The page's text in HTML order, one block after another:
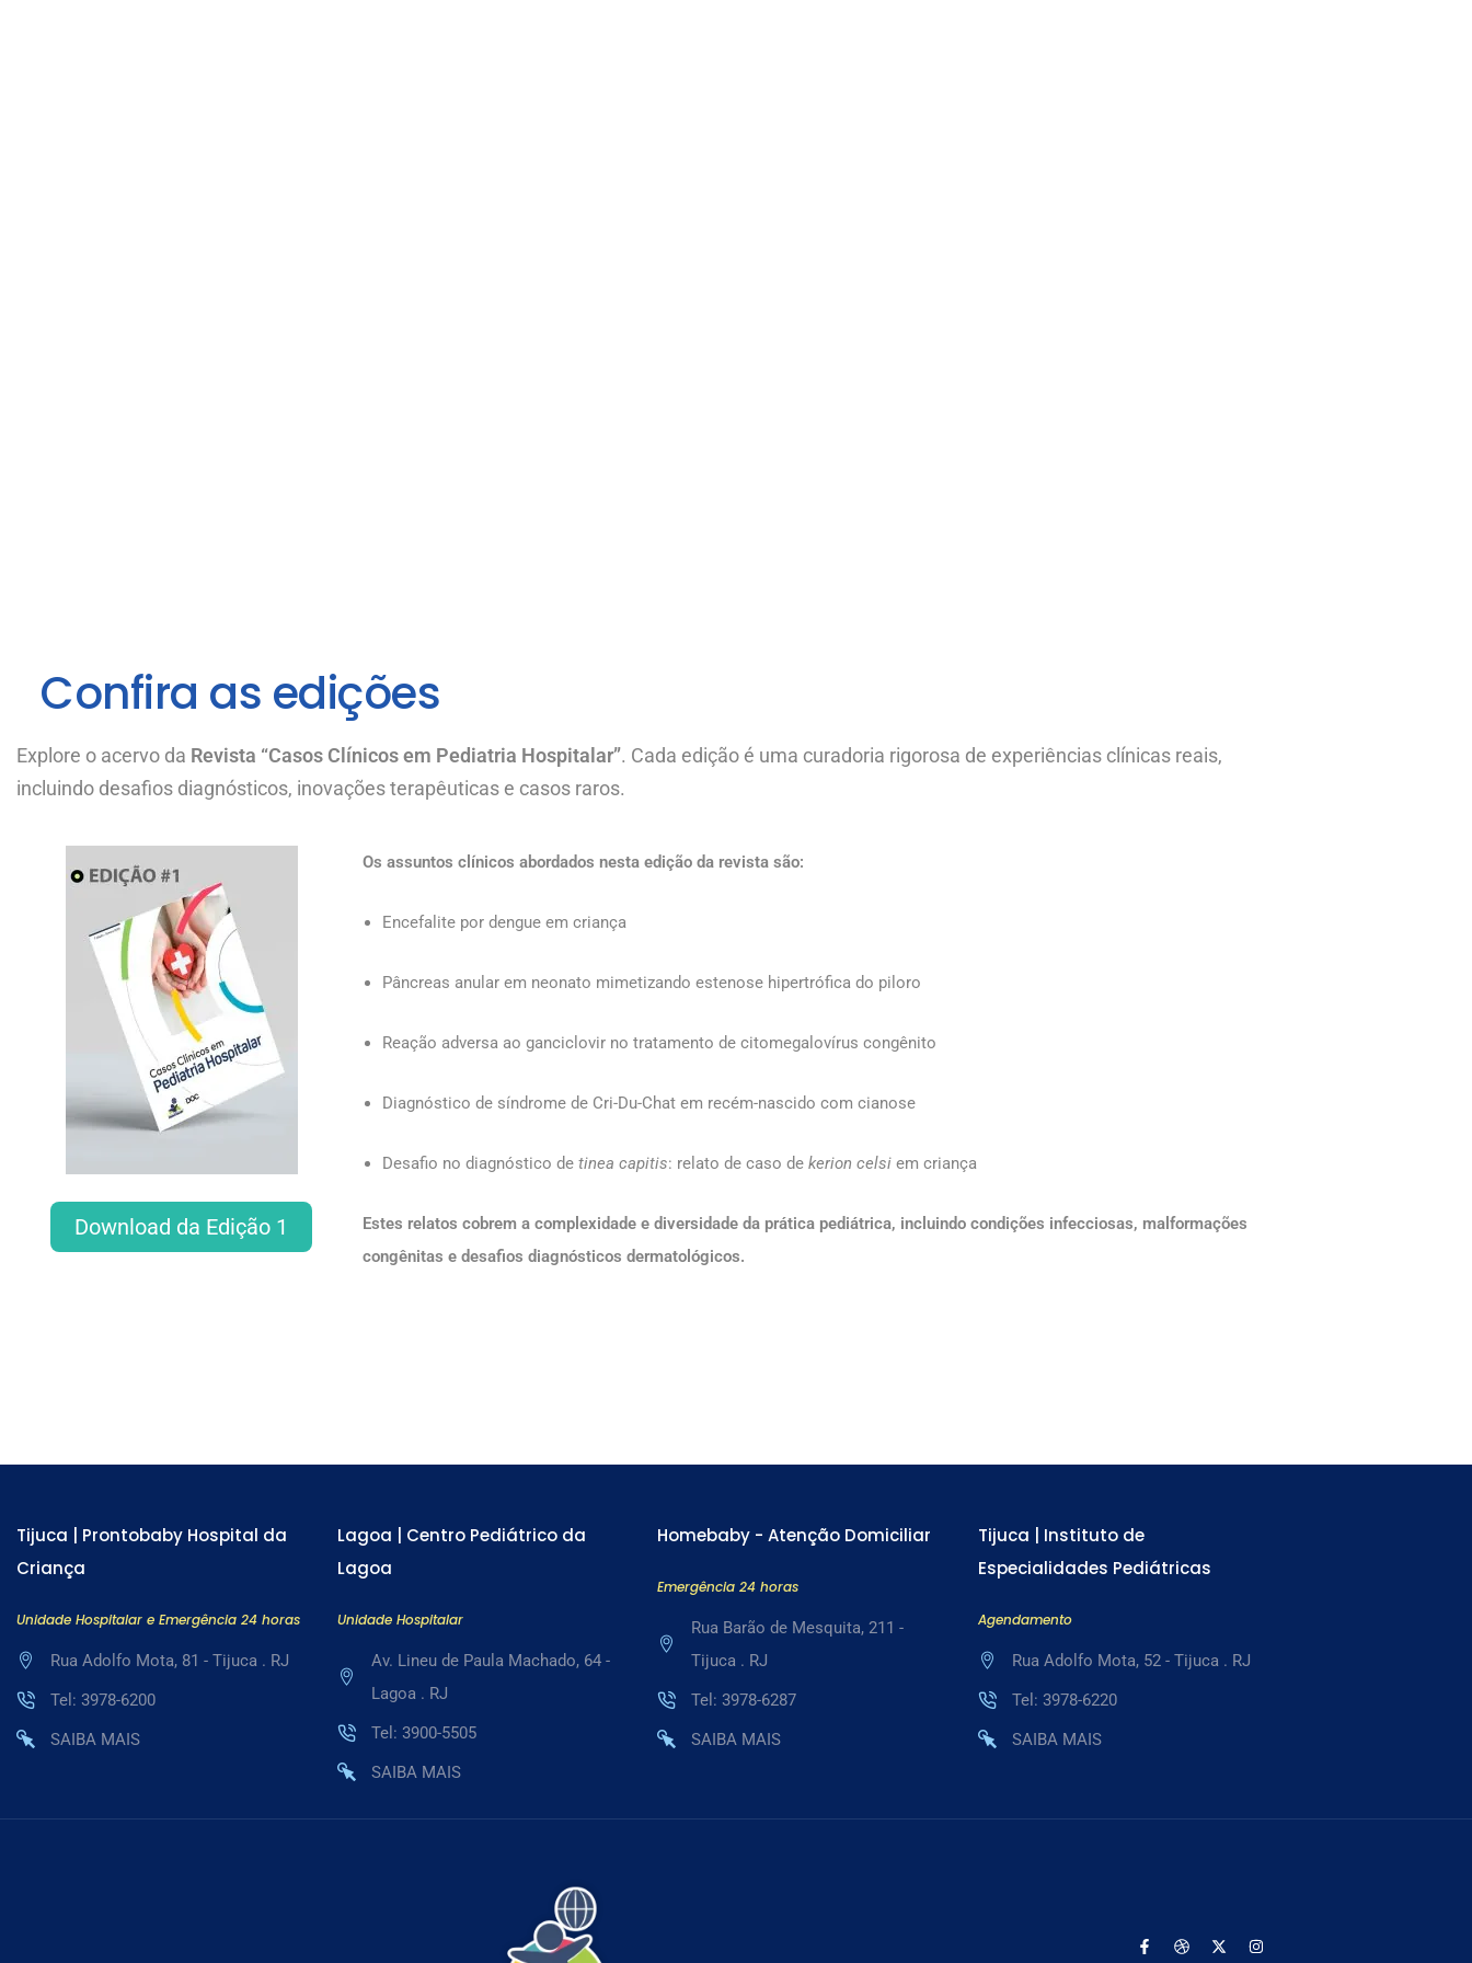
Confira as edições
Explore o acervo da Revista “Casos Clínicos em Pediatria Hospitalar”. Cada edição é uma curadoria rigorosa de experiências clínicas reais,
incluindo desafios diagnósticos, inovações terapêuticas e casos raros.
Download da Edição 1
Os assuntos clínicos abordados nesta edição da revista são:
Encefalite por dengue em criança
Pâncreas anular em neonato mimetizando estenose hipertrófica do piloro
Reação adversa ao ganciclovir no tratamento de citomegalovírus congênito
Diagnóstico de síndrome de Cri-Du-Chat em recém-nascido com cianose
Desafio no diagnóstico de tinea capitis: relato de caso de kerion celsi em criança
Estes relatos cobrem a complexidade e diversidade da prática pediátrica, incluindo condições infecciosas, malformações
congênitas e desafios diagnósticos dermatológicos.
Tijuca | Prontobaby Hospital da
Criança
Unidade Hospitalar e Emergência 24 horas
Rua Adolfo Mota, 81 - Tijuca . RJ
Tel: 3978-6200
SAIBA MAIS
Lagoa | Centro Pediátrico da
Lagoa
Unidade Hospitalar
Av. Lineu de Paula Machado, 64 -
Lagoa . RJ
Tel: 3900-5505
SAIBA MAIS
Homebaby - Atenção Domiciliar
Emergência 24 horas
Rua Barão de Mesquita, 211 -
Tijuca . RJ
Tel: 3978-6287
SAIBA MAIS
Tijuca | Instituto de
Especialidades Pediátricas
Agendamento
Rua Adolfo Mota, 52 - Tijuca . RJ
Tel: 3978-6220
SAIBA MAIS